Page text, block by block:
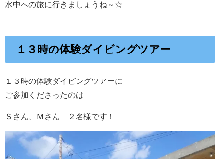
水中への旅に行きましょうね～☆
１３時の体験ダイビングツアー
１３時の体験ダイビングツアーに
ご参加くださったのは
Ｓさん、Ｍさん ２名様です！